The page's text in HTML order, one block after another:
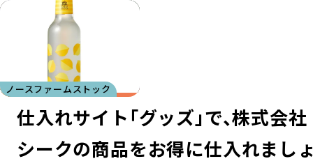
株式会社シーク
仕入れサイト「グッズ」で、株式会社
シークの商品をお得に仕入れまし
生活の木
KAWAIINE
mana.
Know Enough
PAYSAN
hana to mi
島田屋総本家
法善寺あられ/ふじや
Brilliant Earth
イワシビル
MY HONEY
山猫瓶詰研究所
カネジョウ‐兼上‐
無茶々園 / yaetoco
Won Time
カリス成城
TEAtriCO
TOYOU YAKUZEN CHA
トレテス オーガニック＆ナ
チュラル
健康発酵生活舎
森石鹸
shesay‗インテリア雑貨‗
デルタインターナショナル
ノースファームストック